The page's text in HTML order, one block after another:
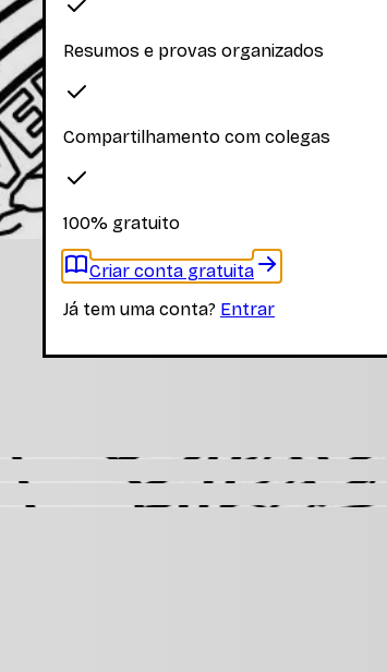
disciplina
não há materiais específicos desta disciplina
Resumos e provas organizados
Compartilhamento com colegas
100% gratuito
Criar conta gratuita
Já tem uma conta? Entrar